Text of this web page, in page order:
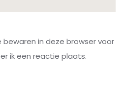
in deze browser voor
ik een reactie plaats.